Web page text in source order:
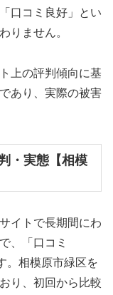
口コミ良好」とい
りません。
上の評判傾向に基
あり、実際の被害
・実態【相模
イトで長期間にわ
、「口コミ
。相模原市緑区を
り、初回から比較